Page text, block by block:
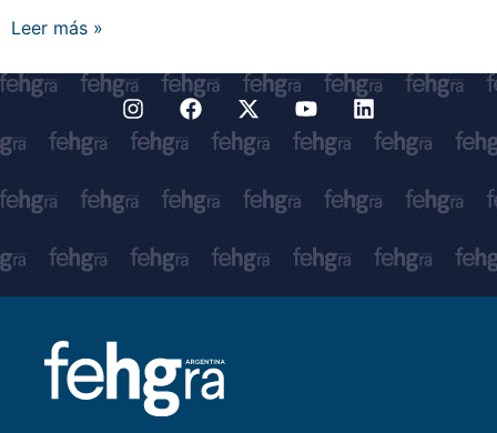
Leer más »